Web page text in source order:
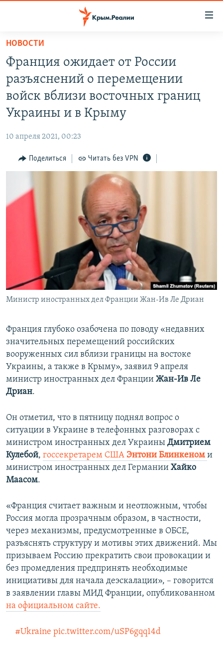
Вернуться
основному
содержанию
Вернутся
главной
Вернутся
поиску
СПЕЦПРОЕКТЫ
ГРУЗ 200
КАРТА ВОЕННЫХ ОБЪЕКТОВ КРЫМА
ВОДА
ИСТОРИЯ
ИНТЕРАКТИВ
ИНФОГРАФИКА
ТЕЛЕПРОЕКТ КРЫМ.РЕАЛИИ
СОВЕТЫ ПРАВОЗАЩИТНИКОВ
ПРОПАВШИЕ БЕЗ ВЕСТИ
ПОБЕДИТЕЛЕЙ НЕ СУДЯТ?
КРЫМ.НЕПОКОРЕННЫЙ
УКРАИНСКАЯ ПРОБЛЕМА КРЫМА
РАДІО СВОБОДА
КАК ОБОЙТИ БЛОКИРОВКУ
Українською
Qırımtatar
ПРИСОЕДИНЯЙТЕСЬ!
Все сайты RFE/RL
НОВОСТИ
Франция ожидает от России
разъяснений о перемещении
войск вблизи восточных границ
Украины и в Крыму
10 апреля 2021, 00:23
Поделиться Читать без VPN
Министр иностранных дел Франции Жан-Ив Ле Дриан
Франция глубоко озабочена по поводу «недавних
значительных перемещений российских
вооруженных сил вблизи границы на востоке
Украины, а также в Крыму», заявил 9 апреля
министр иностранных дел Франции Жан-Ив Ле
Дриан.
Он отметил, что в пятницу поднял вопрос о
ситуации в Украине в телефонных разговорах с
министром иностранных дел Украины Дмитрием
Кулебой, госсекретарем США Энтони Блинкеном и
министром иностранных дел Германии Хайко
Маасом.
«Франция считает важным и неотложным, чтобы
Россия могла прозрачным образом, в частности,
через механизмы, предусмотренные в ОБСЕ,
разъяснять структуру и мотивы этих движений. Мы
призываем Россию прекратить свои провокации и
без промедления предпринять необходимые
инициативы для начала деэскалации», – говорится
в заявлении главы МИД Франции, опубликованном
на официальном сайте.
#Ukraine pic.twitter.com/uSP6gqq14d